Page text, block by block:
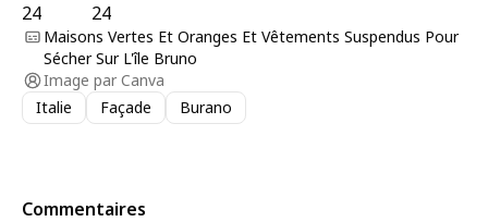
24 24
Maisons Vertes Et Oranges Et Vêtements Suspendus Pour
Sécher Sur L'île Bruno
Image par Canva
Italie
Façade Burano
Commentaires